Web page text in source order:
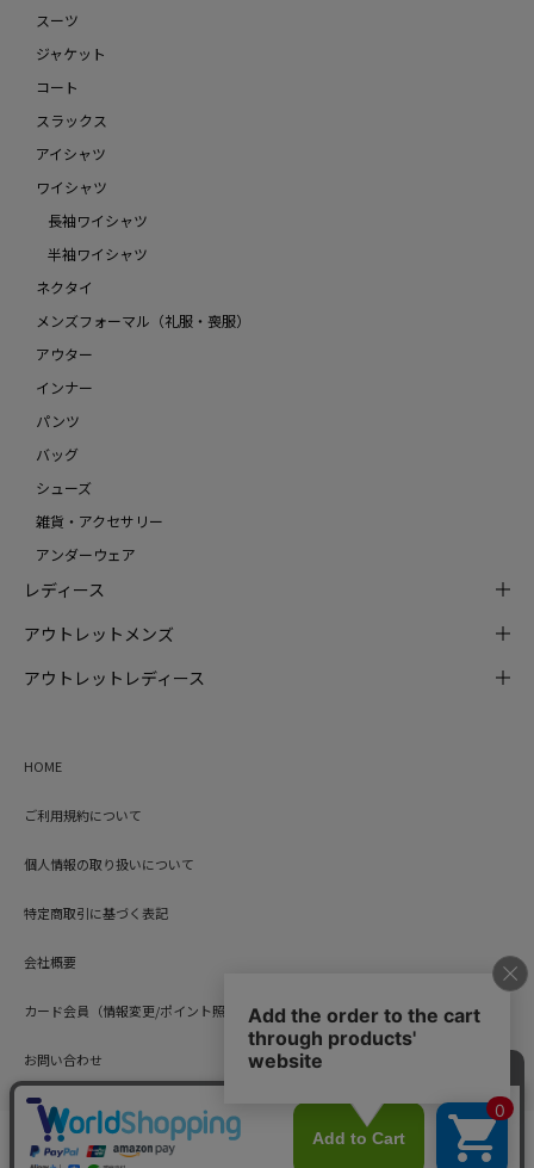
スーツ
ジャケット
コート
スラックス
アイシャツ
ワイシャツ
長袖ワイシャツ
半袖ワイシャツ
ネクタイ
メンズフォーマル（礼服・喪服）
アウター
インナー
パンツ
バッグ
シューズ
雑貨・アクセサリー
アンダーウェア
レディース
アウトレットメンズ
アウトレットレディース
HOME
ご利用規約について
個人情報の取り扱いについて
特定商取引に基づく表記
会社概要
カード会員（情報変更/ポイント照会）
お問い合わせ